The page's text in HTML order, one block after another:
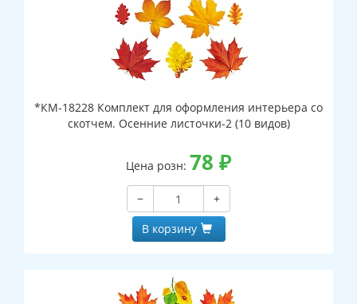
*КМ-18228 Комплект для оформления интерьера со
скотчем. Осенние листочки-2 (10 видов)
Цена розн: 78 ₽
−
+
В корзину